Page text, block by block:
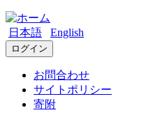
日本語 English
ログイン
お問合わせ
サイトポリシー
寄附